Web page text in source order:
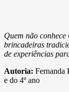
Quem não
brincadeiras
de experiências
Autoria: Fernanda
e do 4º ano